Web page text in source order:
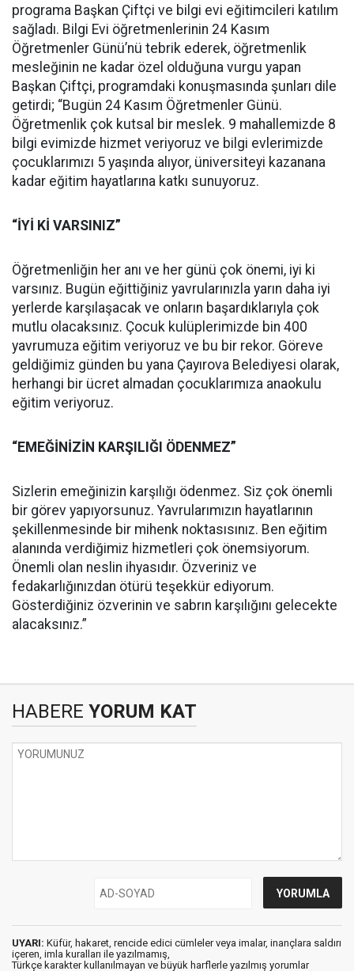
programa Başkan Çiftçi ve bilgi evi eğitimcileri katılım
sağladı. Bilgi Evi öğretmenlerinin 24 Kasım
Öğretmenler Günü’nü tebrik ederek, öğretmenlik
mesleğinin ne kadar özel olduğuna vurgu yapan
Başkan Çiftçi, programdaki konuşmasında şunları dile
getirdi; “Bugün 24 Kasım Öğretmenler Günü.
Öğretmenlik çok kutsal bir meslek. 9 mahallemizde 8
bilgi evimizde hizmet veriyoruz ve bilgi evlerimizde
çocuklarımızı 5 yaşında alıyor, üniversiteyi kazanana
kadar eğitim hayatlarına katkı sunuyoruz.
“İYİ Kİ VARSINIZ”
Öğretmenliğin her anı ve her günü çok önemi, iyi ki
varsınız. Bugün eğittiğiniz yavrularınızla yarın daha iyi
yerlerde karşılaşacak ve onların başardıklarıyla çok
mutlu olacaksınız. Çocuk kulüplerimizde bin 400
yavrumuza eğitim veriyoruz ve bu bir rekor. Göreve
geldiğimiz günden bu yana Çayırova Belediyesi olarak,
herhangi bir ücret almadan çocuklarımıza anaokulu
eğitim veriyoruz.
“EMEĞİNİZİN KARŞILIĞI ÖDENMEZ”
Sizlerin emeğinizin karşılığı ödenmez. Siz çok önemli
bir görev yapıyorsunuz. Yavrularımızın hayatlarının
şekillenmesinde bir mihenk noktasısınız. Ben eğitim
alanında verdiğimiz hizmetleri çok önemsiyorum.
Önemli olan neslin ihyasıdır. Özveriniz ve
fedakarlığınızdan ötürü teşekkür ediyorum.
Gösterdiğiniz özverinin ve sabrın karşılığını gelecekte
alacaksınız.”
HABERE YORUM KAT
UYARI: Küfür, hakaret, rencide edici cümleler veya imalar, inançlara saldırı
içeren, imla kuralları ile yazılmamış,
Türkçe karakter kullanılmayan ve büyük harflerle yazılmış yorumlar